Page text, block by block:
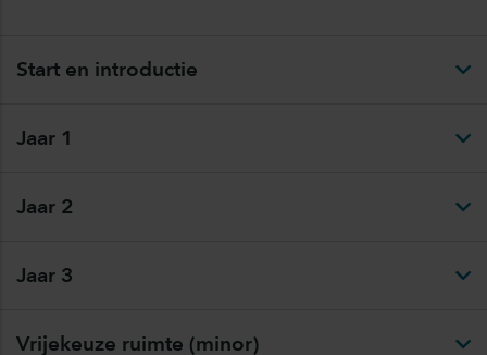
Start en introductie
Jaar 1
Jaar 2
Jaar 3
Vrijekeuze ruimte (minor)